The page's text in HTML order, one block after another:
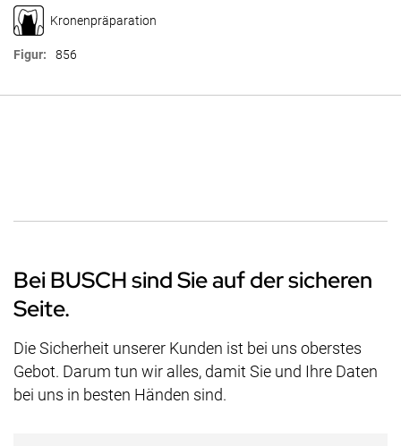
Kronenpräparation
856
Bei BUSCH sind Sie auf der sicheren
Seite.
Die Sicherheit unserer Kunden ist bei uns oberstes
Gebot. Darum tun wir alles, damit Sie und Ihre Daten
bei uns in besten Händen sind.